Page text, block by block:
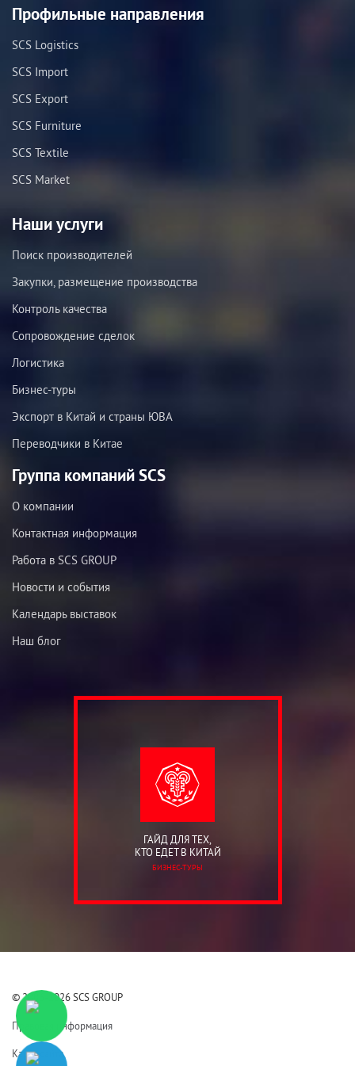
Профильные направления
SCS Logistics
SCS Import
SCS Export
SCS Furniture
SCS Textile
SCS Market
Наши услуги
Поиск производителей
Закупки, размещение производства
Контроль качества
Сопровождение сделок
Логистика
Бизнес-туры
Экспорт в Китай и страны ЮВА
Переводчики в Китае
Группа компаний SCS
О компании
Контактная информация
Работа в SCS GROUP
Новости и события
Календарь выставок
Наш блог
ГАЙД ДЛЯ ТЕХ,
КТО ЕДЕТ В КИТАЙ
БИЗНЕС-ТУРЫ
© 2006-2026 SCS GROUP
Правовая информация
Карта сайта